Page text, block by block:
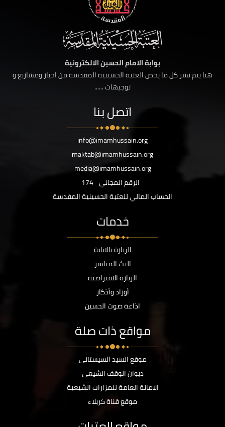
بوابة الامام الحسين الالكترونية
هنا يتم نشر كل ما يخص العتبة الحسينية المقدسة من اخبار ومشاريع و
توجيهات ......
اتصل بنا
info@imamhussain.org
maktab@imamhussain.org
media@imamhussain.org
الرقم المجاني 174
الحساب المالي للعتبة الحسينية المقدسة
خدمات
الزيارة بالانابة
البث المباشر
الزيارة الافتراضية
أوراد وأذكار
اذاعة صوت الحسين
مواقع ذات صلة
موقع السيد السيستاني
ديوان الوقف الشيعي
الامانة العامة للمزارات الشيعية
موقع قناة كربلاء